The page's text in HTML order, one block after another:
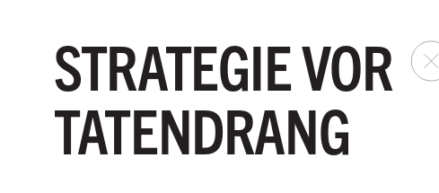
STRATEGIE VOR
TATENDRANG